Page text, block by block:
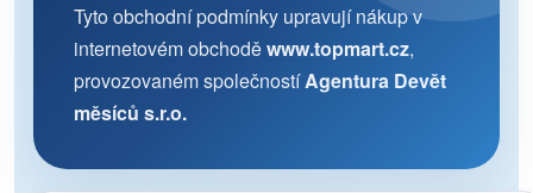
Tyto obchodní podmínky upravují nákup v
internetovém obchoděwww.topmart.cz,
provozovaném společnostíAgentura Devět
měsíců s.r.o.